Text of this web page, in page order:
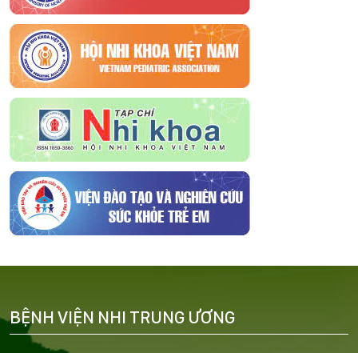
BỆNH VIỆN NHI TRUNG ƯƠNG